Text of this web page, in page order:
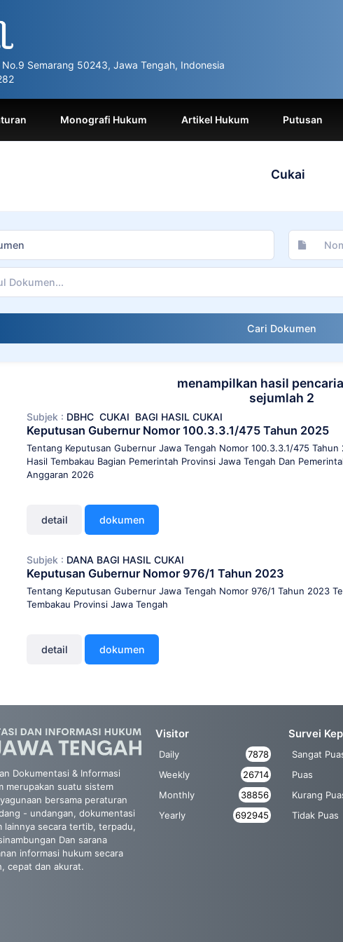
Semarang 50243, Jawa Tengah, Indonesia
Monografi Hukum Artikel Hukum Putusan
Cukai
Cari Dokumen
menampilkan hasil
sejumlah 2
Subjek : DBHC CUKAI BAGI HASIL CUKAI
Keputusan Gubernur Nomor 100.3.3.1/475 Tahun 2025
Tentang Keputusan Gubernur Jawa Tengah Nomor 100.3.3.1/475
Hasil Tembakau Bagian Pemerintah Provinsi Jawa Tengah Dan
Anggaran 2026
detail dokumen
Subjek : DANA BAGI HASIL CUKAI
Keputusan Gubernur Nomor 976/1 Tahun 2023
Tentang Keputusan Gubernur Jawa Tengah Nomor 976/1 Tahun 2023
Tembakau Provinsi Jawa Tengah
detail dokumen
Dokumentasi & Informasi
merupakan suatu sistem
bersama peraturan
- undangan, dokumentasi
lainnya secara tertib, terpadu,
Dan sarana
informasi hukum secara
cepat dan akurat.
Visitor
Daily
7878
Weekly
26714
Monthly
38856
Yearly
692945
Survei
Sangat
Puas
Kurang
Tidak Puas